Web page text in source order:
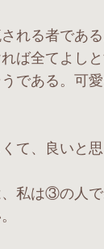
れる者であ
ば全てよしと
である。可
て、良いと思
私は③の人